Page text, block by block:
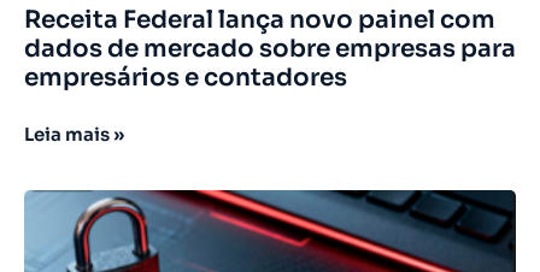
Receita Federal lança novo painel com
dados de mercado sobre empresas para
empresários e contadores
Leia mais »